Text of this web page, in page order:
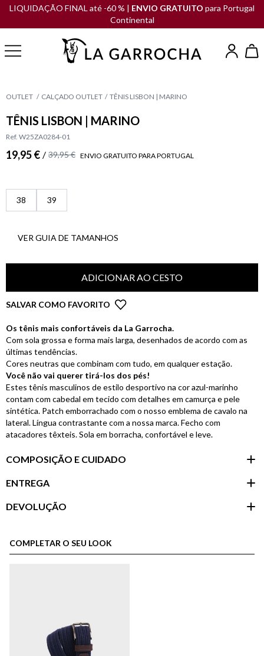
LIQUIDAÇÃO FINAL até -60 % | ENVIO GRATUITO para Portugal
Continental
OUTLET CALÇADO OUTLET TÊNIS LISBON | MARINO
TÊNIS LISBON | MARINO
Ref. W25ZA0284-01
19,95 € / 39,95 € ENVIO GRATUITO PARA PORTUGAL
38 39
VER GUIA DE TAMANHOS
ADICIONAR AO CESTO
SALVAR COMO FAVORITO
Os tênis mais confortáveis da La Garrocha.
Com sola grossa e forma mais larga, desenhados de acordo com as
últimas tendências.
Cores neutras que combinam com tudo, em qualquer estação.
Você não vai querer tirá-los dos pés!
Estes tênis masculinos de estilo desportivo na cor azul-marinho
contam com cabedal em tecido com detalhes em camurça e pele
sintética. Patch emborrachado com o nosso emblema de cavalo na
lateral. Língua contrastante com a nossa marca. Fecho com
atacadores têxteis. Sola em borracha, confortável e leve.
COMPOSIÇÃO E CUIDADO
ENTREGA
DEVOLUÇÃO
cliente
COMPLETAR O SEU LOOK